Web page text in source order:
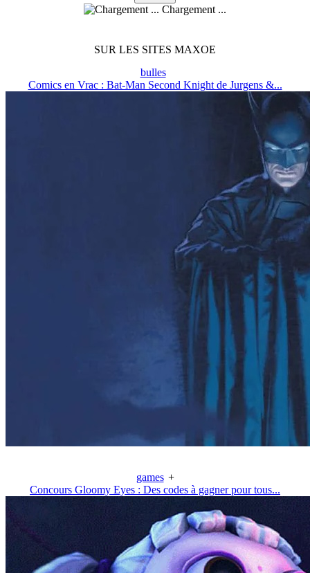
Chargement ...
SUR LES SITES MAXOE
bulles
Comics en Vrac : Bat-Man Second Knight de Jurgens &...
games +
Concours Gloomy Eyes : Des codes à gagner pour tous...